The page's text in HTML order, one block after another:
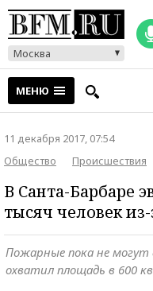
Москва
МЕНЮ
11 декабря 2017, 07:54
Общество
Происшествия
В Санта-Барбаре
тысяч человек
Пожарные пока не могут
охватил площадь в 600